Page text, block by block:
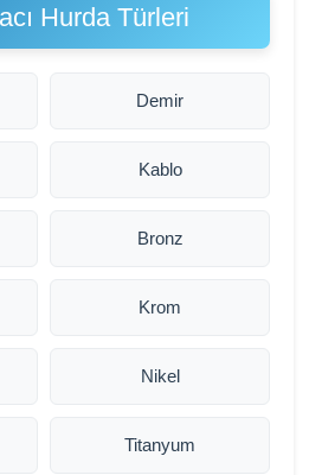
Hurda Türleri
Demir
Kablo
Bronz
Krom
Nikel
Titanyum